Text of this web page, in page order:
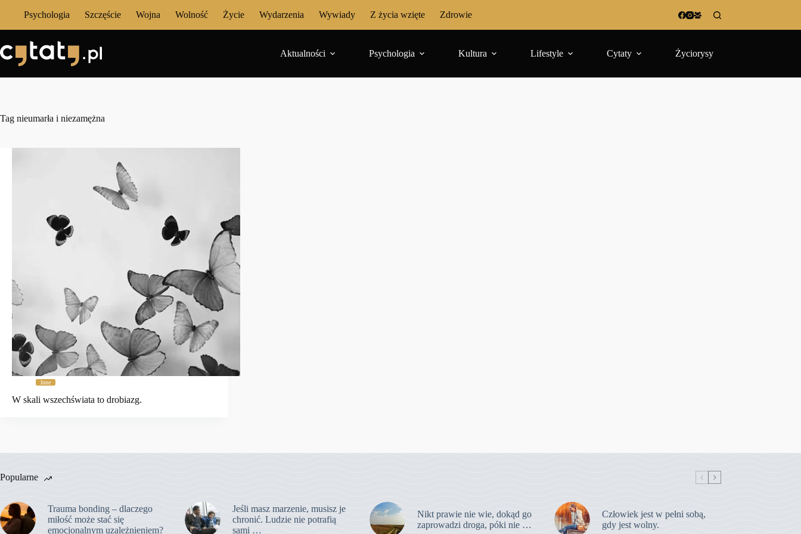
Psychologia Szczęście Wojna Wolność Życie Wydarzenia Wywiady Z życia wzięte Zdrowie
Aktualności Psychologia Kultura Lifestyle Cytaty Życiorysy
Tag nieumarła i niezamężna
Inne
W skali wszechświata to drobiazg.
Popularne
Trauma bonding – dlaczego
miłość może stać się
emocjonalnym uzależnieniem?
Jeśli masz marzenie, musisz je
chronić. Ludzie nie potrafią
sami …
Nikt prawie nie wie, dokąd go
zaprowadzi droga, póki nie …
Człowiek jest w pełni sobą,
gdy jest wolny.